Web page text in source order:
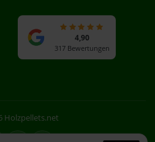
4,90
317 Bewertungen
Holzpellets.net